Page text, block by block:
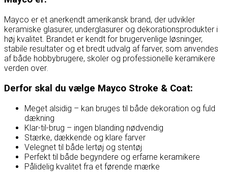
Mayco er et anerkendt amerikansk brand, der udvikler
keramiske glasurer, underglasurer og dekorationsprodukter i
høj kvalitet. Brandet er kendt for brugervenlige løsninger,
stabile resultater og et bredt udvalg af farver, som anvendes
af både hobbybrugere, skoler og professionelle keramikere
verden over.
Derfor skal du vælge Mayco Stroke & Coat:
Meget alsidig – kan bruges til både dekoration og fuld
dækning
Klar-til-brug – ingen blanding nødvendig
Stærke, dækkende og klare farver
Velegnet til både lertøj og stentøj
Perfekt til både begyndere og erfarne keramikere
Pålidelig kvalitet fra et førende mærke